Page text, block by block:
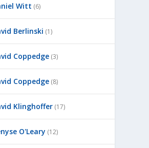
Witt (6)
Berlinski (1)
Coppedge (3)
Coppedge (8)
Klinghoffer (17)
O'Leary (12)